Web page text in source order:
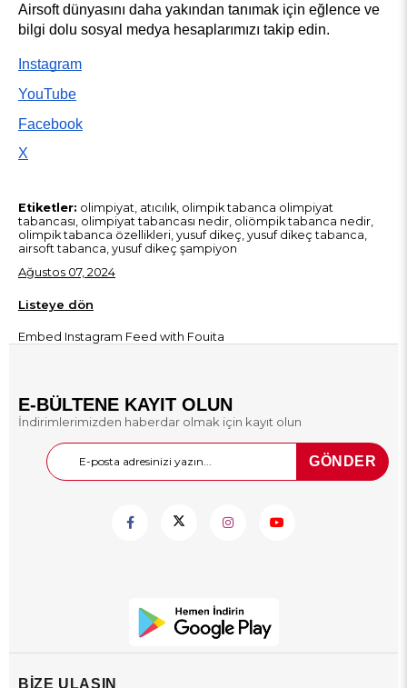
Airsoft dünyasını daha yakından tanımak için eğlence ve
bilgi dolu sosyal medya hesaplarımızı takip edin.
Instagram
YouTube
Facebook
X
Etiketler: olimpiyat, atıcılık, olimpik tabanca olimpiyat
tabancası, olimpiyat tabancası nedir, oliömpik tabanca nedir,
olimpik tabanca özellikleri, yusuf dikeç, yusuf dikeç tabanca,
airsoft tabanca, yusuf dikeç şampiyon
Ağustos 07, 2024
Listeye dön
Embed Instagram Feed with Fouita
E-BÜLTENE KAYIT OLUN
İndirimlerimizden haberdar olmak için kayıt olun
GÖNDER
BİZE ULAŞIN